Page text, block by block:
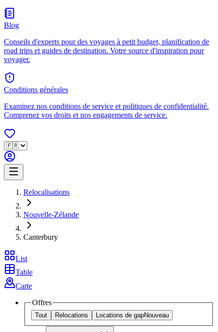
Blog
Conseils d'experts pour des voyages à petit budget, planification de
road trips et guides de destination. Votre source d'inspiration pour
voyager.
Conditions générales
Examinez nos conditions de service et politiques de confidentialité.
Comprenez vos droits et nos engagements de service.
Relocalisations
Nouvelle-Zélande
Canterbury
List
Table
Carte
Offres
Tout Relocations Locations de gapNouveau